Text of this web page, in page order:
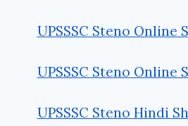
UPSSSC Steno Online
UPSSSC Steno Online
UPSSSC Steno Hindi